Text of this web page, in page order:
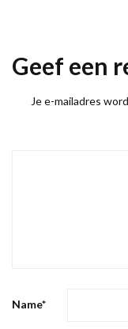
Geef een
Je e-mailadres
Name*